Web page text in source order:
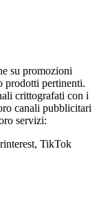
su promozioni
prodotti pertinenti.
crittografati con i
canali pubblicitari
servizi:
TikTok